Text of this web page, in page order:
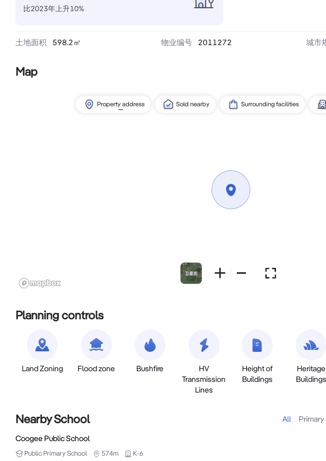
比2023年 上升10%
土地面积 598.2㎡ 物业编号 2011272 城市
Map
Property address Sold nearby Surrounding facilities
Planning controls
Land Zoning Flood zone Bushfire
HV
Transmission
Lines
Height of
Buildings
Heritage
Buildings
Nearby School All
Coogee Public School
Public Primary School 574m K-6